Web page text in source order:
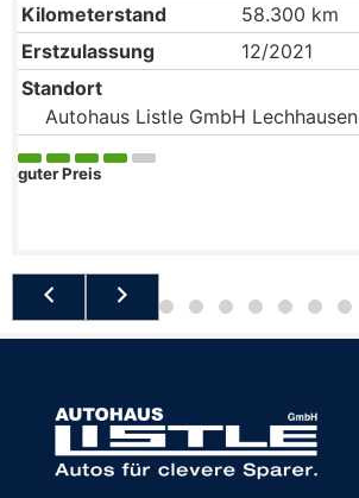
Kilometerstand
58.300 km
Erstzulassung
12/2021
Standort
Autohaus Listle GmbH Lechhausen
guter Preis